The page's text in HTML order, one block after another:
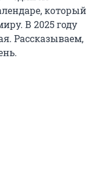
который
В 2025 году
Рассказываем,